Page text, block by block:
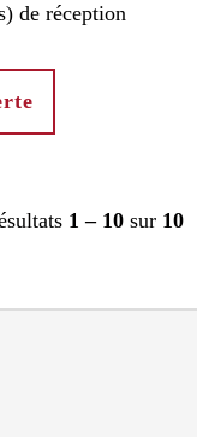
de réception
1 – 10 sur 10